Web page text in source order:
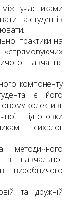
учасниками
на студентів
практики на
«спрямовуючих
навчання
компоненту
є його
колективі.
підготовки
психолог
методичного
з навчально-
виробничого
та дружній